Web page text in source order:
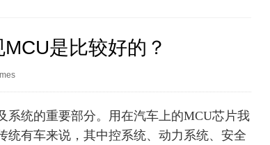
是比较好的？
统的重要部分。 用在汽车上的MCU芯片我
有车来说，其中控系统、动力系统、安全